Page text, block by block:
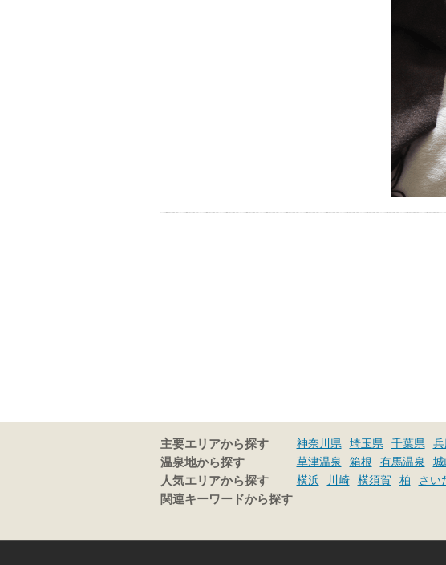
主要エリアから探す 神奈川県 埼玉県 千葉県
温泉地から探す
草津温泉 箱根 有馬温泉
人気エリアから探す
横浜 川崎 横須賀 柏 さい
関連キーワードから探す